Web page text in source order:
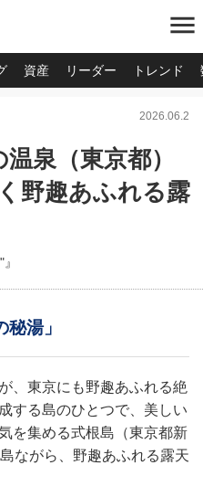
menu
資産 リーダー トレンド
2026.06.2
泉（東京都）
野趣あふれる露
湯」
、東京にも野趣あふれる絶
する島のひとつで、美しい
を集める式根島（東京都新
ながら、野趣あふれる露天